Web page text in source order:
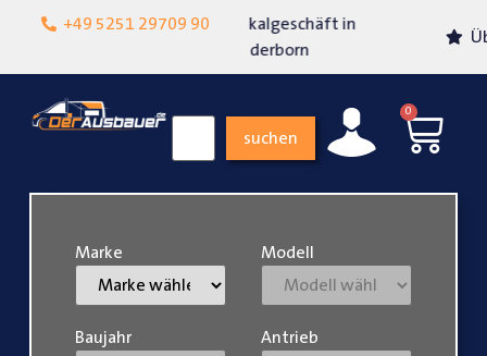
+49 5251 29709 90
Lokalgeschäft in
Über 15 Jahre Erfahrung
suchen
0
Marke Modell
Baujahr Antrieb